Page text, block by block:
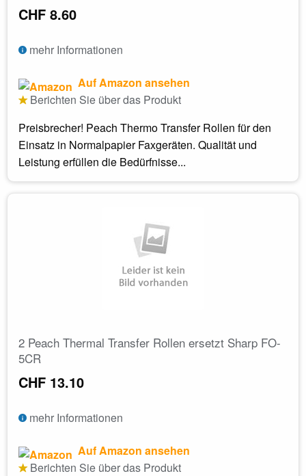
CHF 8.60
mehr Informationen
Auf Amazon ansehen
Berichten Sie über das Produkt
Preisbrecher! Peach Thermo Transfer Rollen für den
Einsatz in Normalpapier Faxgeräten. Qualität und
Leistung erfüllen die Bedürfnisse...
2 Peach Thermal Transfer Rollen ersetzt Sharp FO-
5CR
CHF 13.10
mehr Informationen
Auf Amazon ansehen
Berichten Sie über das Produkt